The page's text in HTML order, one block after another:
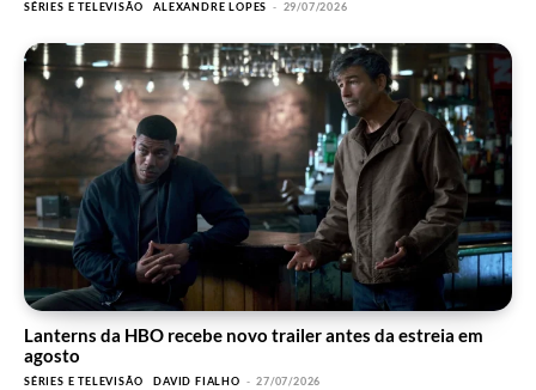
SÉRIES E TELEVISÃO ALEXANDRE LOPES - 29/07/2026
Lanterns da HBO recebe novo trailer antes da estreia em
agosto
SÉRIES E TELEVISÃO DAVID FIALHO - 27/07/2026